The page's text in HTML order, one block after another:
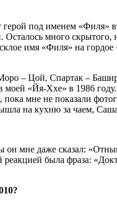
под именем «Филя»
много скрытого,
имя «Филя» на
– Цой, Спартак –
«Йя-Ххе» в 1986
пока мне не показали
на кухню за чаем,
мне даже сказал:
была фраза: